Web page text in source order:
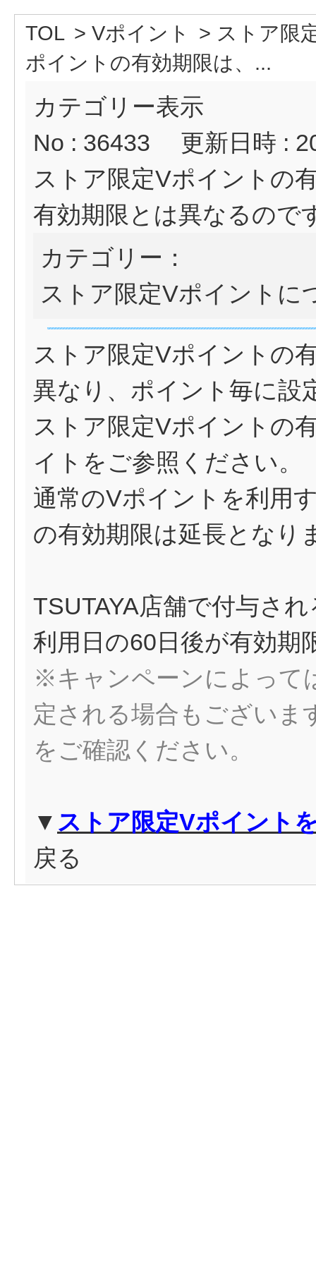
TOL > Vポイント > ストア限
ポイントの有効期限は、...
カテゴリー表示
No : 36433
更新日時 :
ストア限定Vポイントの
有効期限とは異なるので
カテゴリー：
ストア限定Vポイントに
ストア限定Vポイントの
異なり、ポイント毎に設
ストア限定Vポイントの
イト をご参照ください。
通常のVポイントを利用
の有効期限は延長となり
TSUTAYA店舗で付与さ
利用日の60日後が有効期
※キャンペーンによって
定される場合もございま
をご確認ください。
▼ ストア限定Vポイント
戻る